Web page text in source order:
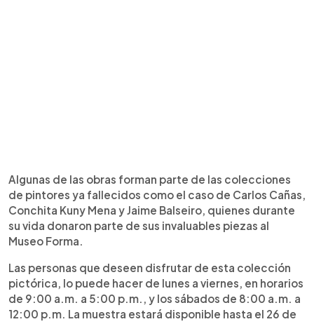
Algunas de las obras forman parte de las colecciones
de pintores ya fallecidos como el caso de Carlos Cañas,
Conchita Kuny Mena y Jaime Balseiro, quienes durante
su vida donaron parte de sus invaluables piezas al
Museo Forma.
Las personas que deseen disfrutar de esta colección
pictórica, lo puede hacer de lunes a viernes, en horarios
de 9:00 a.m. a 5:00 p.m., y los sábados de 8:00 a.m. a
12:00 p.m. La muestra estará disponible hasta el 26 de